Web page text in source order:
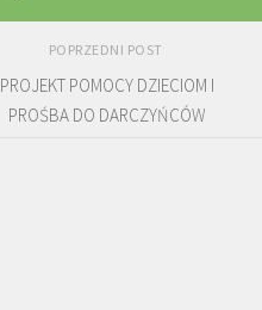
POPRZEDNI POST
PROJEKT POMOCY DZIECIOM I
PROŚBA DO DARCZYŃCÓW